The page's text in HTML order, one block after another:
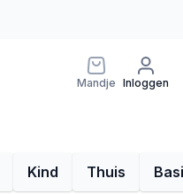
Mandje Inloggen
Kind Thuis